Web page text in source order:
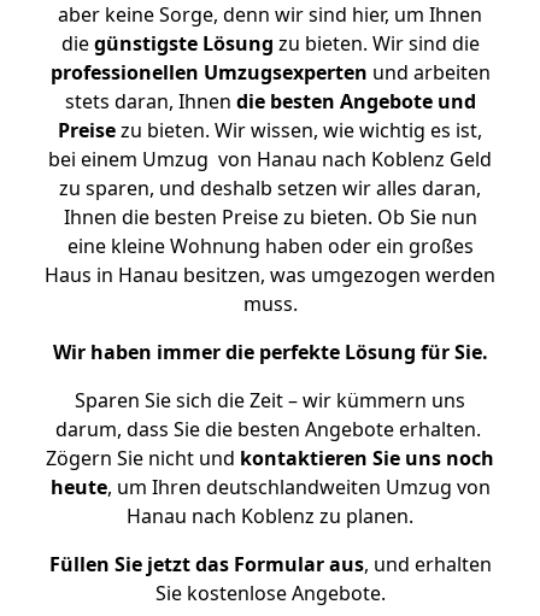
aber keine Sorge, denn wir sind hier, um Ihnen
diegünstigste Lösung zu bieten. Wir sind die
professionellen Umzugsexperten und arbeiten
stets daran, Ihnen die besten Angebote und
Preisezu bieten. Wir wissen, wie wichtig es ist,
bei einem Umzug von Hanau nach Koblenz Geld
zu sparen, und deshalb setzen wir alles daran,
Ihnen die besten Preise zu bieten. Ob Sie nun
eine kleine Wohnung haben oder ein großes
Haus in Hanau besitzen, was umgezogen werden
muss.
Wir haben immer die perfekte Lösung für Sie.
Sparen Sie sich die Zeit – wir kümmern uns
darum, dass Sie die besten Angebote erhalten.
Zögern Sie nicht und kontaktieren Sie uns noch
heute, um Ihren deutschlandweiten Umzug von
Hanau nach Koblenz zu planen.
Füllen Sie jetzt das Formular aus, und erhalten
Sie kostenlose Angebote.